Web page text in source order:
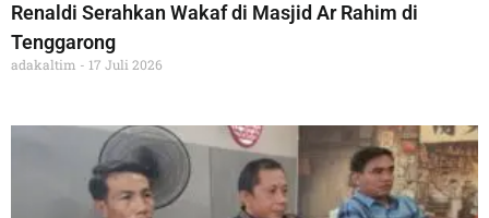
Renaldi Serahkan Wakaf di Masjid Ar Rahim di
Tenggarong
adakaltim 17 Juli 2026